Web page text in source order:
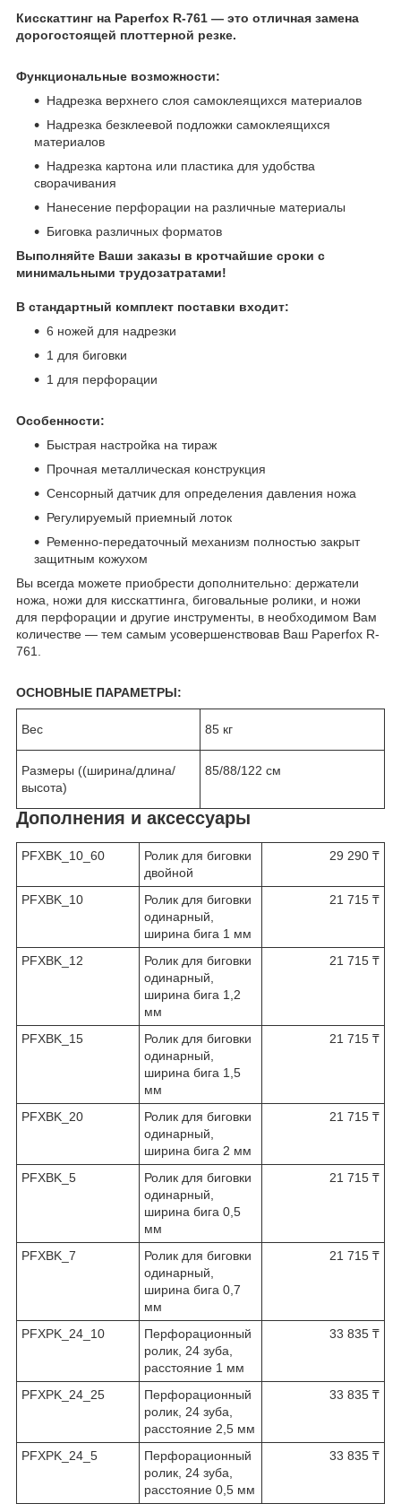
Кисскаттинг на Paperfox R-761 — это отличная замена
дорогостоящей плоттерной резке.
Функциональные возможности:
Надрезка верхнего слоя самоклеящихся материалов
Надрезка безклеевой подложки самоклеящихся
материалов
Надрезка картона или пластика для удобства
сворачивания
Нанесение перфорации на различные материалы
Биговка различных форматов
Выполняйте Ваши заказы в кротчайшие сроки с
минимальными трудозатратами!
В стандартный комплект поставки входит:
6 ножей для надрезки
1 для биговки
1 для перфорации
Особенности:
Быстрая настройка на тираж
Прочная металлическая конструкция
Сенсорный датчик для определения давления ножа
Регулируемый приемный лоток
Ременно-передаточный механизм полностью закрыт
защитным кожухом
Вы всегда можете приобрести дополнительно: держатели
ножа, ножи для кисскаттинга, биговальные ролики, и ножи
для перфорации и другие инструменты, в необходимом Вам
количестве — тем самым усовершенствовав Ваш Paperfox R-
761.
ОСНОВНЫЕ ПАРАМЕТРЫ:
Вес 85 кг
Размеры ((ширина/длина/
высота)
85/88/122 см
Дополнения и аксессуары
PFXBK_10_60
Ролик для биговки
двойной
29 290 ₸
PFXBK_10
Ролик для биговки
одинарный,
ширина бига 1 мм
21 715 ₸
PFXBK_12
Ролик для биговки
одинарный,
ширина бига 1,2
мм
21 715 ₸
PFXBK_15
Ролик для биговки
одинарный,
ширина бига 1,5
мм
21 715 ₸
PFXBK_20
Ролик для биговки
одинарный,
ширина бига 2 мм
21 715 ₸
PFXBK_5
Ролик для биговки
одинарный,
ширина бига 0,5
мм
21 715 ₸
PFXBK_7
Ролик для биговки
одинарный,
ширина бига 0,7
мм
21 715 ₸
PFXPK_24_10
Перфорационный
ролик, 24 зуба,
расстояние 1 мм
33 835 ₸
PFXPK_24_25
Перфорационный
ролик, 24 зуба,
расстояние 2,5 мм
33 835 ₸
PFXPK_24_5
Перфорационный
ролик, 24 зуба,
расстояние 0,5 мм
33 835 ₸